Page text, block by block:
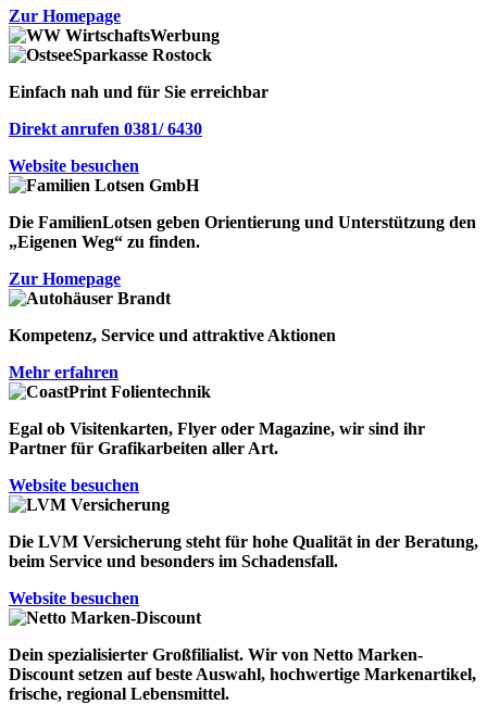
Zur Homepage
Einfach nah und für Sie erreichbar
Direkt anrufen 0381/ 6430
Website besuchen
Die FamilienLotsen geben Orientierung und Unterstützung den
„Eigenen Weg“ zu finden.
Zur Homepage
Kompetenz, Service und attraktive Aktionen
Mehr erfahren
Egal ob Visitenkarten, Flyer oder Magazine, wir sind ihr
Partner für Grafikarbeiten aller Art.
Website besuchen
Die LVM Versicherung steht für hohe Qualität in der Beratung,
beim Service und besonders im Schadensfall.
Website besuchen
Dein spezialisierter Großfilialist. Wir von Netto Marken-
Discount setzen auf beste Auswahl, hochwertige Markenartikel,
frische, regional Lebensmittel.